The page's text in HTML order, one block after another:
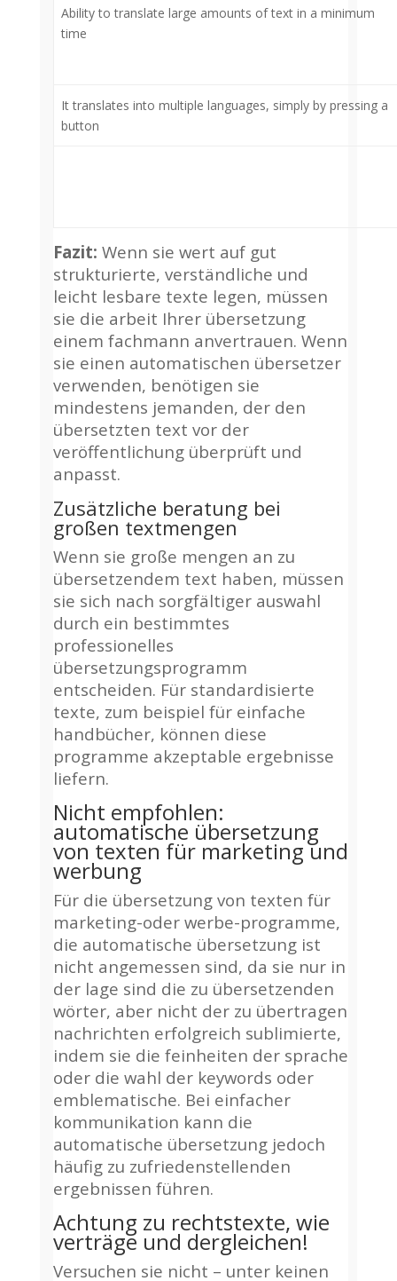
Ability to translate large amounts of text in a minimum
time
It translates into multiple languages, simply by pressing a
button
Fazit: Wenn sie wert auf gut
strukturierte, verständliche und
leicht lesbare texte legen, müssen
sie die arbeit Ihrer übersetzung
einem fachmann anvertrauen. Wenn
sie einen automatischen übersetzer
verwenden, benötigen sie
mindestens jemanden, der den
übersetzten text vor der
veröffentlichung überprüft und
anpasst.
Zusätzliche beratung bei
großen textmengen
Wenn sie große mengen an zu
übersetzendem text haben, müssen
sie sich nach sorgfältiger auswahl
durch ein bestimmtes
professionelles
übersetzungsprogramm
entscheiden. Für standardisierte
texte, zum beispiel für einfache
handbücher, können diese
programme akzeptable ergebnisse
liefern.
Nicht empfohlen:
automatische übersetzung
von texten für marketing und
werbung
Für die übersetzung von texten für
marketing-oder werbe-programme,
die automatische übersetzung ist
nicht angemessen sind, da sie nur in
der lage sind die zu übersetzenden
wörter, aber nicht der zu übertragen
nachrichten erfolgreich sublimierte,
indem sie die feinheiten der sprache
oder die wahl der keywords oder
emblematische. Bei einfacher
kommunikation kann die
automatische übersetzung jedoch
häufig zu zufriedenstellenden
ergebnissen führen.
Achtung zu rechtstexte, wie
verträge und dergleichen!
Versuchen sie nicht – unter keinen